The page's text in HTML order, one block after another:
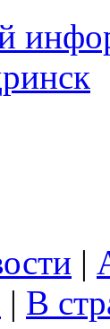
|
| В